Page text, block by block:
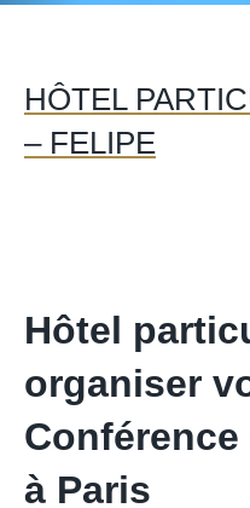
HÔTEL
– FELIPE
Hôtel
organiser
à Paris